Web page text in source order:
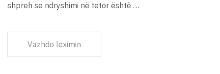
shpreh se ndryshimi në tetor është …
Vazhdo leximin